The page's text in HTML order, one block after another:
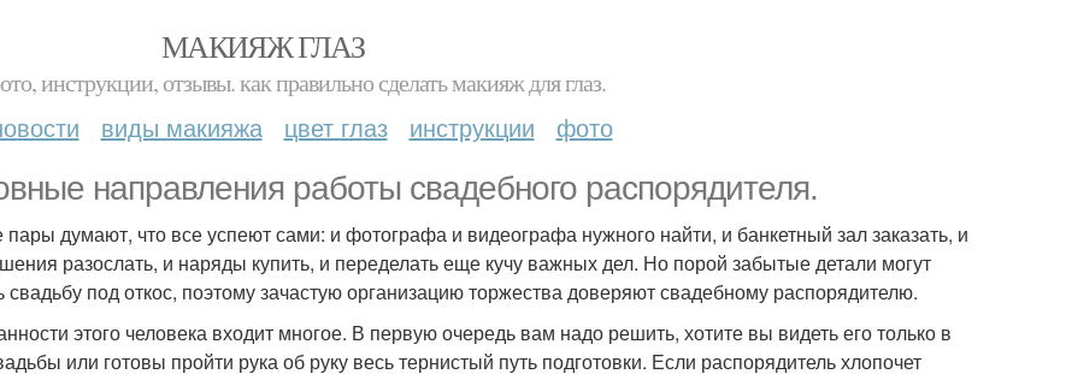
МАКИЯЖ ГЛАЗ
инструкции, отзывы. как правильно сделать макияж для глаз.
виды макияжа цвет глаз инструкции фото
направления работы свадебного распорядителя.
пары думают, что все успеют сами: и фотографа и видеографа нужного найти, и банкетный зал заказать, и
разослать, и наряды купить, и переделать еще кучу важных дел. Но порой забытые детали могут
свадьбу под откос, поэтому зачастую организацию торжества доверяют свадебному распорядителю.
этого человека входит многое. В первую очередь вам надо решить, хотите вы видеть его только в
или готовы пройти рука об руку весь тернистый путь подготовки. Если распорядитель хлопочет